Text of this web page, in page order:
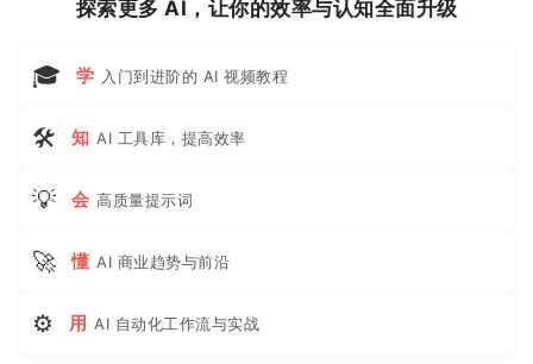
探索更多 AI，让你的效率与认知全面升级
🎓 学 入门到进阶的 AI 视频教程
🛠 知 AI 工具库，提高效率
💡 会 高质量提示词
🚀 懂 AI 商业趋势与前沿
⚙ 用 AI 自动化工作流与实战